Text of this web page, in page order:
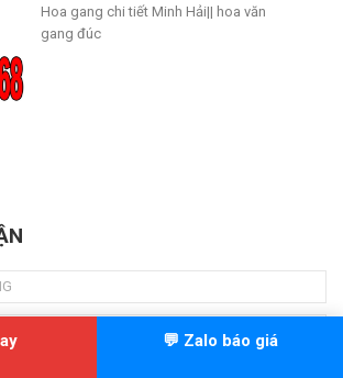
Hoa gang chi tiết Minh Hải|| hoa văn
gang đúc
💬 Zalo báo giá